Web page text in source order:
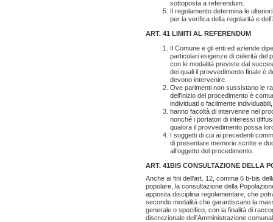
sottoposta a referendum.
Il regolamento determina le
per la verifica della regolarità e
ART. 41 LIMITI AL REFERENDUM
Il Comune e gli enti ed aziende
particolari esigenze di celerità del
con le modalità previste dal
dei quali il provvedimento finale è
devono intervenire.
Ove parimenti non sussistano le
dell’inizio del procedimento è
individuati o facilmente
hanno facoltà di intervenire nel
nonché i portatori di interessi
qualora il provvedimento possa
I soggetti di cui ai precedenti
di presentare memorie scritte e
all’oggetto del procedimento.
ART. 41BIS CONSULTAZIONE DELLA
Anche ai fini dell’art. 12, comma 6 b-bis
popolare, la consultazione della
apposita disciplina regolamentare, che
secondo modalità che garantiscano la
generale o specifico, con la finalità di
discrezionale dell’Amministrazione